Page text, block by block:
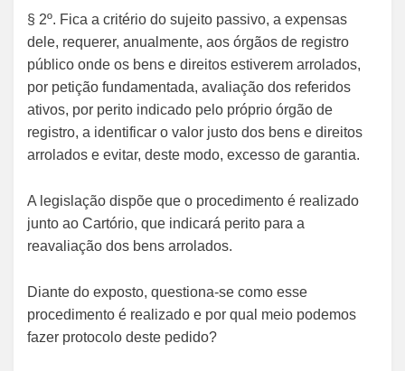
§ 2º. Fica a critério do sujeito passivo, a expensas
dele, requerer, anualmente, aos órgãos de registro
público onde os bens e direitos estiverem arrolados,
por petição fundamentada, avaliação dos referidos
ativos, por perito indicado pelo próprio órgão de
registro, a identificar o valor justo dos bens e direitos
arrolados e evitar, deste modo, excesso de garantia.
A legislação dispõe que o procedimento é realizado
junto ao Cartório, que indicará perito para a
reavaliação dos bens arrolados.
Diante do exposto, questiona-se como esse
procedimento é realizado e por qual meio podemos
fazer protocolo deste pedido?